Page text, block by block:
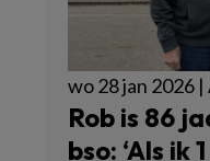
wo 28 jan 2026
Rob is 86
bso: ‘Als ik